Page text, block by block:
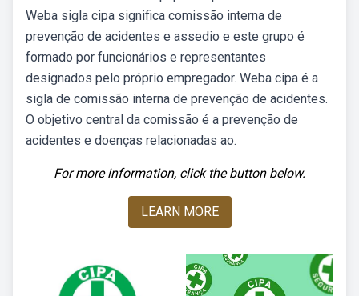
Weba sigla cipa significa comissão interna de
prevenção de acidentes e assedio e este grupo é
formado por funcionários e representantes
designados pelo próprio empregador. Weba cipa é a
sigla de comissão interna de prevenção de acidentes.
O objetivo central da comissão é a prevenção de
acidentes e doenças relacionadas ao.
For more information, click the button below.
LEARN MORE